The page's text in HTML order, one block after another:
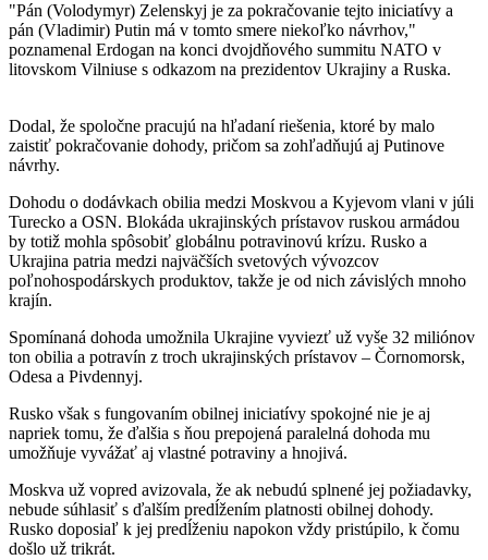
"Pán (Volodymyr) Zelenskyj je za pokračovanie tejto iniciatívy a
pán (Vladimir) Putin má v tomto smere niekoľko návrhov,"
poznamenal Erdogan na konci dvojdňového summitu NATO v
litovskom Vilniuse s odkazom na prezidentov Ukrajiny a Ruska.
Dodal, že spoločne pracujú na hľadaní riešenia, ktoré by malo
zaistiť pokračovanie dohody, pričom sa zohľadňujú aj Putinove
návrhy.
Dohodu o dodávkach obilia medzi Moskvou a Kyjevom vlani v júli
Turecko a OSN. Blokáda ukrajinských prístavov ruskou armádou
by totiž mohla spôsobiť globálnu potravinovú krízu. Rusko a
Ukrajina patria medzi najväčších svetových vývozcov
poľnohospodárskych produktov, takže je od nich závislých mnoho
krajín.
Spomínaná dohoda umožnila Ukrajine vyviezť už vyše 32 miliónov
ton obilia a potravín z troch ukrajinských prístavov – Čornomorsk,
Odesa a Pivdennyj.
Rusko však s fungovaním obilnej iniciatívy spokojné nie je aj
napriek tomu, že ďalšia s ňou prepojená paralelná dohoda mu
umožňuje vyvážať aj vlastné potraviny a hnojivá.
Moskva už vopred avizovala, že ak nebudú splnené jej požiadavky,
nebude súhlasiť s ďalším predĺžením platnosti obilnej dohody.
Rusko doposiaľ k jej predĺženiu napokon vždy pristúpilo, k čomu
došlo už trikrát.